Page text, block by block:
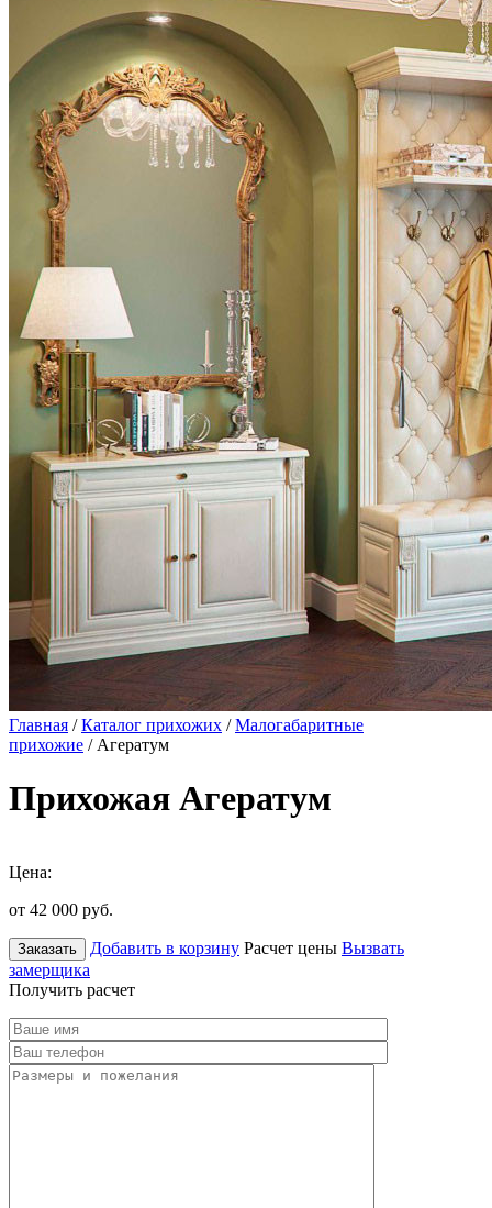
Главная /Каталог прихожих /Малогабаритные
прихожие / Агератум
Прихожая Агератум
Цена:
от 42 000 руб.
Заказать Добавить в корзину Расчет цены Вызвать
замерщика
Получить расчет